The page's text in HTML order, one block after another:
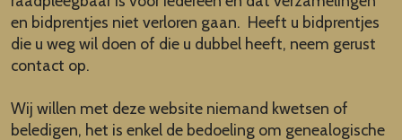
en bidprentjes niet verloren gaan. Heeft u bidprentjes
die u weg wil doen of die u dubbel heeft, neem gerust
contact op.
Wij willen met deze website niemand kwetsen of
beledigen, het is enkel de bedoeling om genealogische